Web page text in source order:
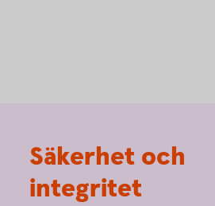
Säkerhet och
integritet